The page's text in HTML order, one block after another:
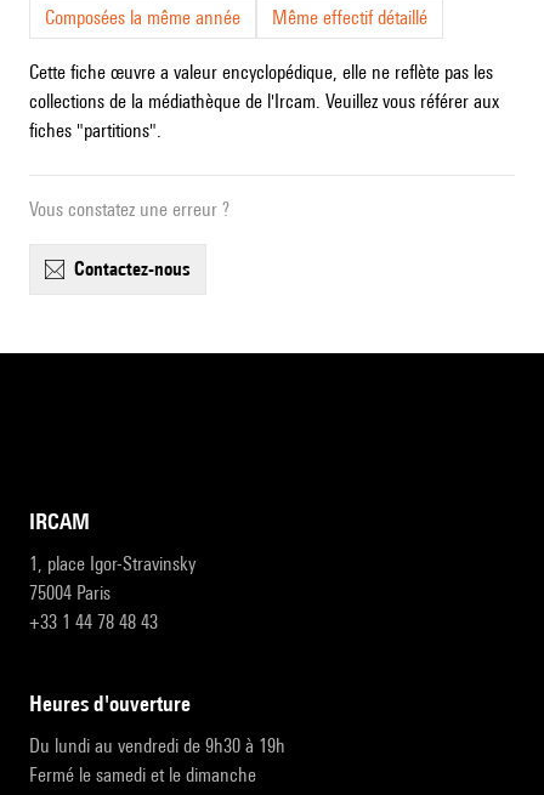
Composées la même année
Même effectif détaillé
Cette fiche œuvre a valeur encyclopédique, elle ne reflète pas les
collections de la médiathèque de l'Ircam. Veuillez vous référer aux
fiches "partitions".
Vous constatez une erreur ?
contactez-nous
IRCAM
1, place Igor-Stravinsky
75004 Paris
+33 1 44 78 48 43
heures d'ouverture
Du lundi au vendredi de 9h30 à 19h
Fermé le samedi et le dimanche